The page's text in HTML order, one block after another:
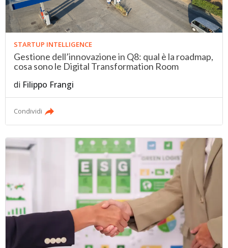
STARTUP INTELLIGENCE
Gestione dell’innovazione in Q8: qual è la roadmap,
cosa sono le Digital Transformation Room
di Filippo Frangi
Condividi